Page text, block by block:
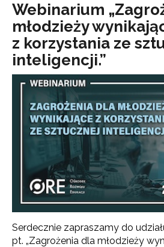
Webinarium
młodzieży
z korzystania ze
inteligencji.”
Serdecznie zapraszamy do
pt. „Zagrożenia dla młodzieży